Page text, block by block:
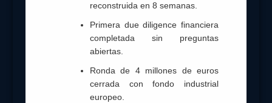
reconstruida en 8 semanas.
Primera due diligence financiera
completada sin preguntas
abiertas.
Ronda de 4 millones de euros
cerrada con fondo industrial
europeo.